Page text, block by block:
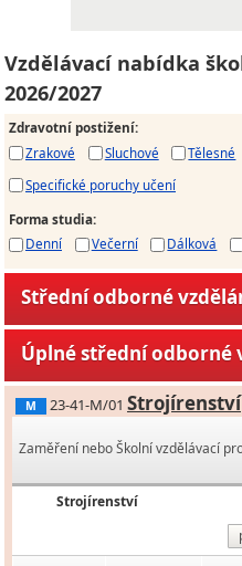
Vzdělávací nabídka
2026/2027
Zdravotní postižení:
Zrakové
Sluchové Tělesné
Specifické poruchy učení
Forma studia:
Denní
Večerní Dálková
Střední odborné
Úplné střední odborné
M 23-41-M/01 Strojírenství
Zaměření nebo Školní vzdělávací
Strojírenství